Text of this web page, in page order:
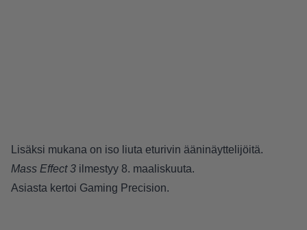
Lisäksi mukana on iso liuta eturivin ääninäyttelijöitä.
Mass Effect 3 ilmestyy 8. maaliskuuta.
Asiasta kertoi Gaming Precision.